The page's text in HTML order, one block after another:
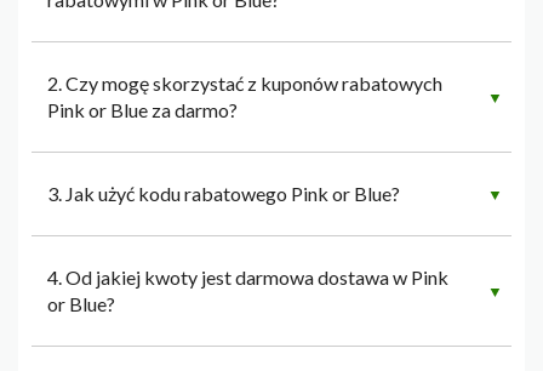
2. Czy mogę skorzystać z kuponów rabatowych
Pink or Blue za darmo?
▼
3. Jak użyć kodu rabatowego Pink or Blue? ▼
4. Od jakiej kwoty jest darmowa dostawa w Pink
or Blue?
▼